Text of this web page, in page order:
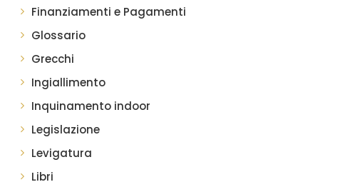
Finanziamenti e Pagamenti
Glossario
Grecchi
Ingiallimento
Inquinamento indoor
Legislazione
Levigatura
Libri